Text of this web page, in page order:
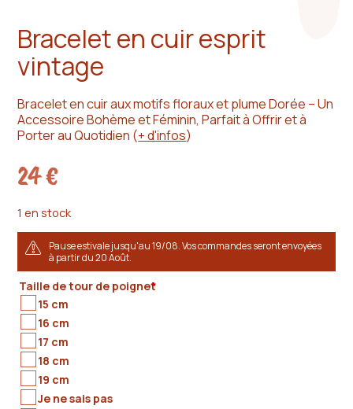
Bracelet en cuir esprit
vintage
Bracelet en cuir aux motifs floraux et plume Dorée – Un
Accessoire Bohème et Féminin, Parfait à Offrir et à
Porter au Quotidien (+ d'infos)
24€
1 en stock
Pause estivale jusqu'au 19/08. Vos commandes seront envoyées
à partir du 20 Août.
Taille de tour de poignet
*
15 cm
16 cm
17 cm
18 cm
19 cm
Je ne sais pas